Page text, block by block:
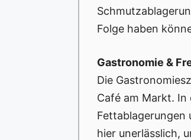
Folge haben
Gastronomie &
Die
Café am Markt. In
Fettablagerungen
hier unerlässlich,